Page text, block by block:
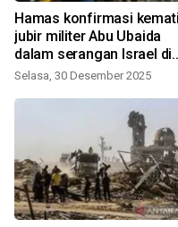
Hamas konfirmasi
jubir militer Abu Ubaida
dalam serangan Israel di
Gaza
Selasa, 30 Desember 2025